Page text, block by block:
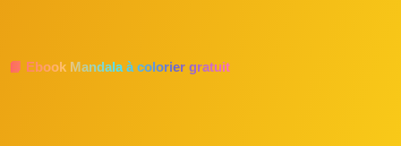
📘 Ebook Mandala à colorier gratuit